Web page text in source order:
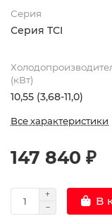
Серия
Серия TСI
(кВт)
10,55 (3,68-11,0)
Все характеристики
147 840 ₽
В